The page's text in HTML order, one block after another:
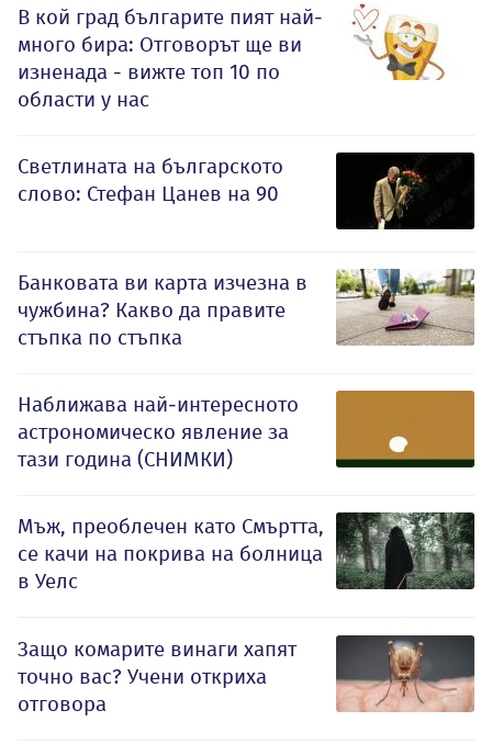
В кой град българите пият най-
много бира: Отговорът ще ви
изненада - вижте топ 10 по
области у нас
Светлината на българското
слово: Стефан Цанев на 90
Банковата ви карта изчезна в
чужбина? Какво да правите
стъпка по стъпка
Наближава най-интересното
астрономическо явление за
тази година (СНИМКИ)
Мъж, преоблечен като Смъртта,
се качи на покрива на болница
в Уелс
Защо комарите винаги хапят
точно вас? Учени откриха
отговора